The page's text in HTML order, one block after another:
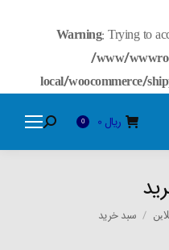
Warning: Trying to
/www/
local/woocommerce/
ریال 0
Search:
سبد خرید